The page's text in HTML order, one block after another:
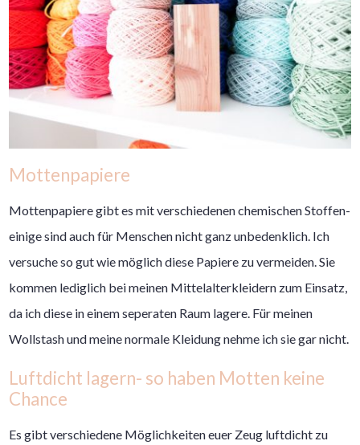
Mottenpapiere
Mottenpapiere gibt es mit verschiedenen chemischen Stoffen-
einige sind auch für Menschen nicht ganz unbedenklich. Ich
versuche so gut wie möglich diese Papiere zu vermeiden. Sie
kommen lediglich bei meinen Mittelalterkleidern zum Einsatz,
da ich diese in einem seperaten Raum lagere. Für meinen
Wollstash und meine normale Kleidung nehme ich sie gar nicht.
Luftdicht lagern- so haben Motten keine
Chance
Es gibt verschiedene Möglichkeiten euer Zeug luftdicht zu